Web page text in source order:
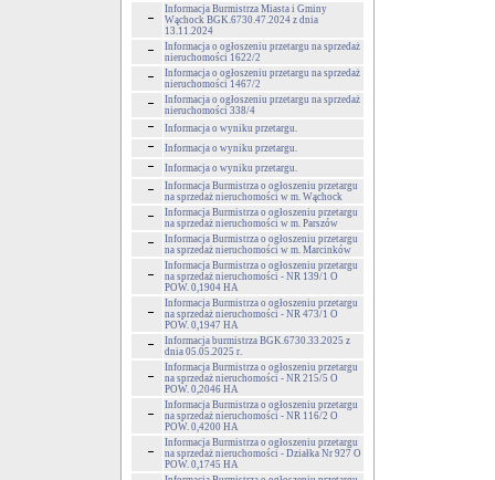
Informacja Burmistrza Miasta i Gminy
Wąchock BGK.6730.47.2024 z dnia
13.11.2024
Informacja o ogłoszeniu przetargu na sprzedaż
nieruchomości 1622/2
Informacja o ogłoszeniu przetargu na sprzedaż
nieruchomości 1467/2
Informacja o ogłoszeniu przetargu na sprzedaż
nieruchomości 338/4
Informacja o wyniku przetargu.
Informacja o wyniku przetargu.
Informacja o wyniku przetargu.
Informacja Burmistrza o ogłoszeniu przetargu
na sprzedaż nieruchomości w m. Wąchock
Informacja Burmistrza o ogłoszeniu przetargu
na sprzedaż nieruchomości w m. Parszów
Informacja Burmistrza o ogłoszeniu przetargu
na sprzedaż nieruchomości w m. Marcinków
Informacja Burmistrza o ogłoszeniu przetargu
na sprzedaż nieruchomości - NR 139/1 O
POW. 0,1904 HA
Informacja Burmistrza o ogłoszeniu przetargu
na sprzedaż nieruchomości - NR 473/1 O
POW. 0,1947 HA
Informacja burmistrza BGK.6730.33.2025 z
dnia 05.05.2025 r.
Informacja Burmistrza o ogłoszeniu przetargu
na sprzedaż nieruchomości - NR 215/5 O
POW. 0,2046 HA
Informacja Burmistrza o ogłoszeniu przetargu
na sprzedaż nieruchomości - NR 116/2 O
POW. 0,4200 HA
Informacja Burmistrza o ogłoszeniu przetargu
na sprzedaż nieruchomości - Działka Nr 927 O
POW. 0,1745 HA